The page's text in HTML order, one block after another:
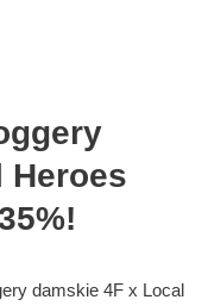
Heroes
damskie 4F x Local